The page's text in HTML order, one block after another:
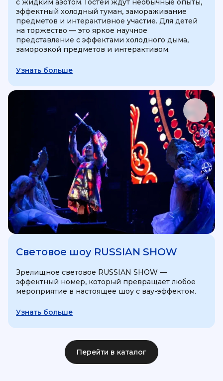
с жидким азотом. Гостей ждут необычные опыты,
эффектный холодный туман, замораживание
предметов и интерактивное участие. Для детей
на торжество — это яркое научное
представление с эффектами холодного дыма,
заморозкой предметов и интерактивом.
Узнать больше
Световое шоу RUSSIAN SHOW
Зрелищное световое RUSSIAN SHOW —
эффектный номер, который превращает любое
мероприятие в настоящее шоу с вау-эффектом.
Узнать больше
Перейти в каталог